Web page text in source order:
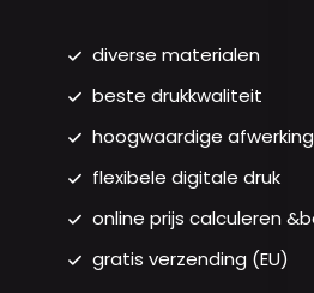
diverse materialen
beste drukkwaliteit
hoogwaardige
flexibele digitale druk
online prijs calculeren
gratis verzending (EU)